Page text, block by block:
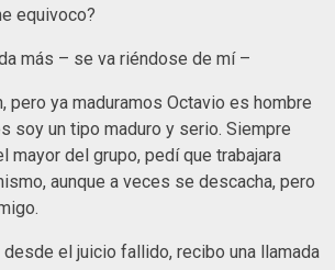
equivoco?
más – se va riéndose de mí –
pero ya maduramos Octavio es hombre
soy un tipo maduro y serio. Siempre
mayor del grupo, pedí que trabajara
aunque a veces se descacha, pero
desde el juicio fallido, recibo una llamada